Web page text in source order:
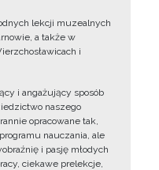
lekcji muzealnych
a także w
i
i angażujący sposób
naszego
opracowane tak,
nauczania, ale
i pasję młodych
ciekawe prelekcje,